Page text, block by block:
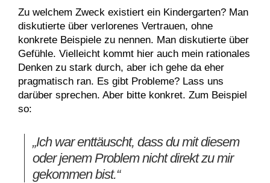
Zu welchem Zweck existiert ein Kindergarten? Man
diskutierte über verlorenes Vertrauen, ohne
konkrete Beispiele zu nennen. Man diskutierte über
Gefühle. Vielleicht kommt hier auch mein rationales
Denken zu stark durch, aber ich gehe da eher
pragmatisch ran. Es gibt Probleme? Lass uns
darüber sprechen. Aber bitte konkret. Zum Beispiel
so:
„Ich war enttäuscht, dass du mit diesem
oder jenem Problem nicht direkt zu mir
gekommen bist.“